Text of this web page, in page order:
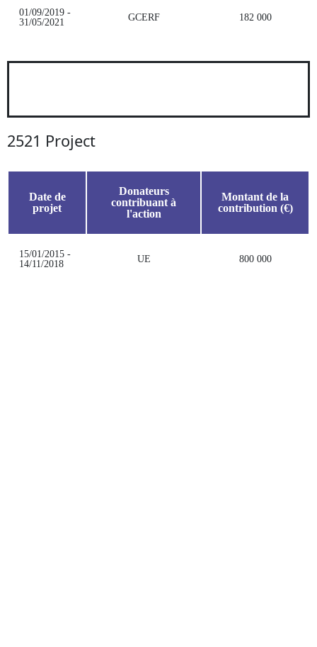
01/09/2019 -
31/05/2021
GCERF 182 000
2521 Project
Date de
projet
Donateurs
contribuant à
l'action
Montant de la
contribution (€)
15/01/2015 -
14/11/2018
UE 800 000